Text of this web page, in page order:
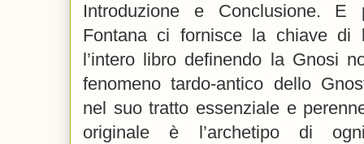
Introduzione e Conclusione. E
Fontana ci fornisce la chiave di
l’intero libro definendo la Gnosi
fenomeno tardo-antico dello
nel suo tratto essenziale e
originale è l’archetipo di